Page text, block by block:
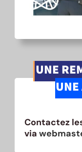
UNE
Contactez
via